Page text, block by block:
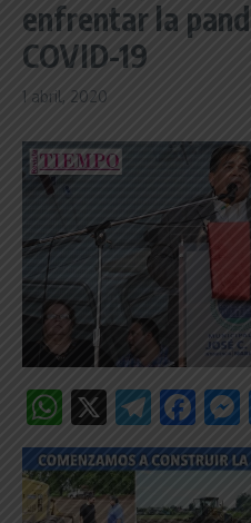
enfrentar la
COVID-19
1 abril, 2020
WhatsApp
X